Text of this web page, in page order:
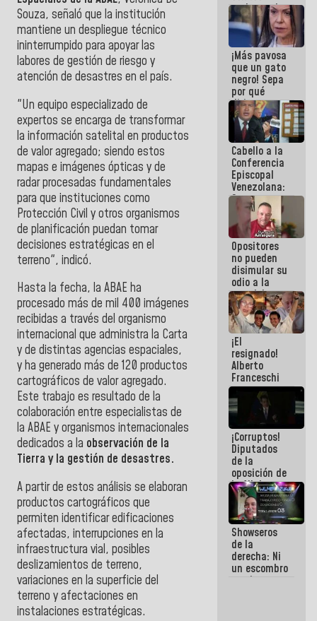
Souza, señaló que la institución
mantiene un despliegue técnico
ininterrumpido para apoyar las
labores de gestión de riesgo y
atención de desastres en el país.
"Un equipo especializado de
expertos se encarga de transformar
la información satelital en productos
de valor agregado; siendo estos
mapas e imágenes ópticas y de
radar procesadas fundamentales
para que instituciones como
Protección Civil y otros organismos
de planificación puedan tomar
decisiones estratégicas en el
terreno", indicó.
Hasta la fecha, la ABAE ha
procesado más de mil 400 imágenes
recibidas a través del organismo
internacional que administra la Carta
y de distintas agencias espaciales,
y ha generado más de 120 productos
cartográficos de valor agregado.
Este trabajo es resultado de la
colaboración entre especialistas de
la ABAE y organismos internacionales
dedicados a la observación de la
Tierra y la gestión de desastres.
A partir de estos análisis se elaboran
productos cartográficos que
permiten identificar edificaciones
afectadas, interrupciones en la
infraestructura vial, posibles
deslizamientos de terreno,
variaciones en la superficie del
terreno y afectaciones en
instalaciones estratégicas.
trabajos de
mantenimiento
e inspección
en la Línea 2
¡Más pavosa
que un gato
negro! Sepa
por qué
dirigentes
opositores
se
desmarcan
de La Sayo
Cabello a la
Conferencia
Episcopal
Venezolana:
Son unos
inmorales,
ni una
botella de
agua han
llevado
Opositores
no pueden
disimular su
odio a la
paz del
pueblo
¡El
resignado!
Alberto
Franceschi
muestra su
frustración
ante
burguesía
de siempre
¡Corruptos!
Diputados
de la
oposición de
la AN de
2015
derrocharon
el dinero de
los
venezolanos
Showseros
de la
derecha: Ni
un escombro
movieron